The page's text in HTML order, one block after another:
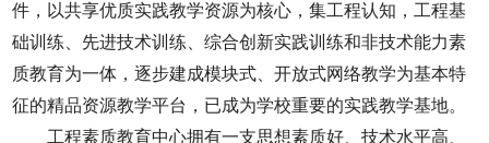
件，以共享优质实践教学资源为核心，集工程认知，工程基
础训练、先进技术训练、综合创新实践训练和非技术能力素
质教育为一体，逐步建成模块式、开放式网络教学为基本特
征的精品资源教学平台，已成为学校重要的实践教学基地。
工程素质教育中心拥有一支思想素质好、技术水平高、